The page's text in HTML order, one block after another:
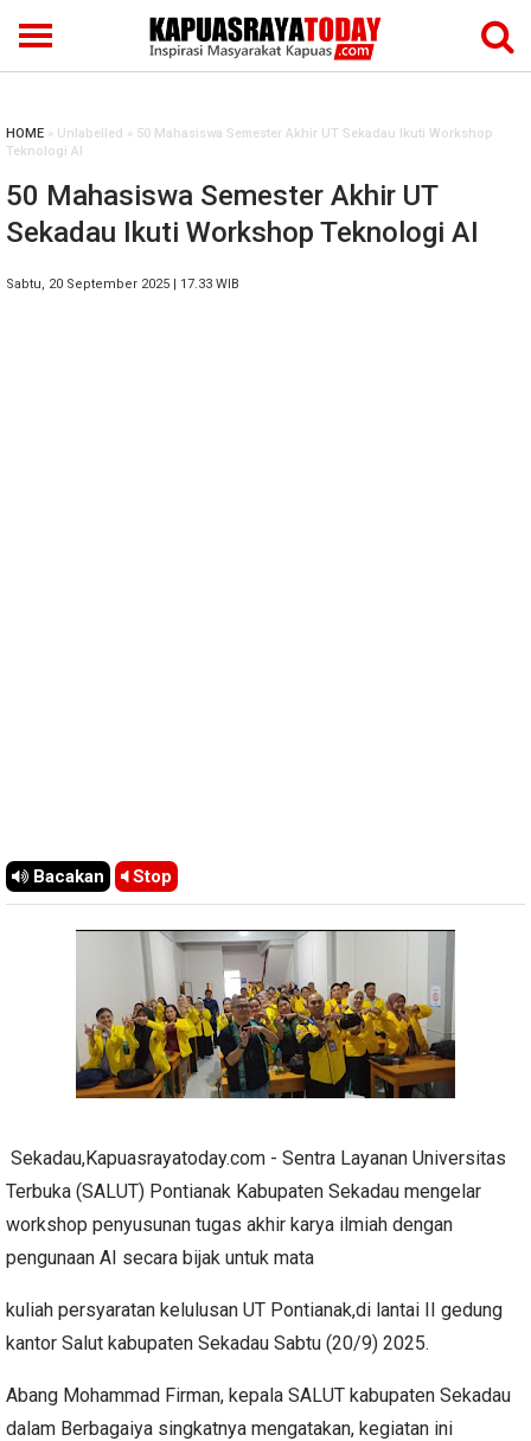
HOME » Unlabelled » 50 Mahasiswa Semester Akhir UT Sekadau Ikuti Workshop
Teknologi AI
50 Mahasiswa Semester Akhir UT
Sekadau Ikuti Workshop Teknologi AI
Sabtu, 20 September 2025 | 17.33 WIB
Bacakan Stop
Sekadau,Kapuasrayatoday.com - Sentra Layanan Universitas
Terbuka (SALUT) Pontianak Kabupaten Sekadau mengelar
workshop penyusunan tugas akhir karya ilmiah dengan
pengunaan AI secara bijak untuk mata
kuliah persyaratan kelulusan UT Pontianak,di lantai II gedung
kantor Salut kabupaten Sekadau Sabtu (20/9) 2025.
Abang Mohammad Firman, kepala SALUT kabupaten Sekadau
dalam Berbagaiya singkatnya mengatakan, kegiatan ini